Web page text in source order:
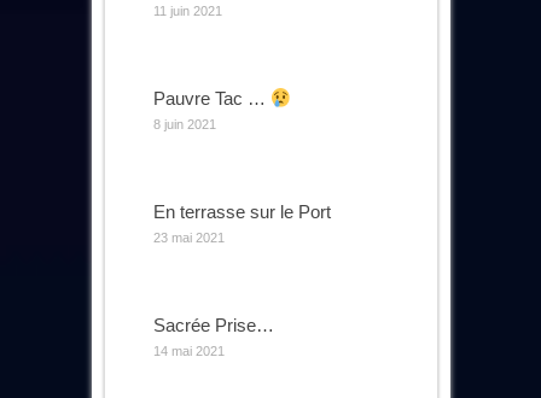
11 juin 2021
Pauvre Tac …
8 juin 2021
En terrasse sur le Port
23 mai 2021
Sacrée Prise…
14 mai 2021